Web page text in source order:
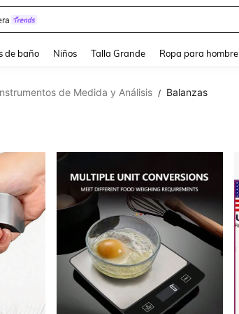
de baño Niños Talla Grande Ropa para hombre
de Medida y Análisis / Balanzas